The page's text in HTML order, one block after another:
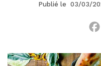
Publié le 03/03/